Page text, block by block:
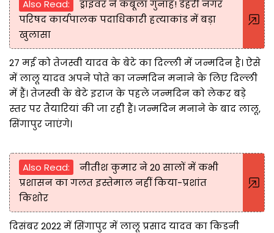
Also Read:
ड्राइवर ने कबूला गुनाह! डेहरी नगर
परिषद कार्यपालक पदाधिकारी हत्याकांड में बड़ा
खुलासा
27 मई को तेजस्वी यादव के बेटे का दिल्ली में जन्मदिन है। ऐसे
में लालू यादव अपने पोते का जन्मदिन मनाने के लिए दिल्ली
में हैं। तेजस्वी के बेटे इराज के पहले जन्मदिन को लेकर बड़े
स्तर पर तैयारियां की जा रही हैं। जन्मदिन मनाने के बाद लालू,
सिंगापुर जाएंगे।
Also Read:
नीतीश कुमार ने 20 सालों में कभी
प्रशासन का गलत इस्तेमाल नहीं किया-प्रशांत
किशोर
दिसंबर 2022 में सिंगापुर में लालू प्रसाद यादव का किडनी